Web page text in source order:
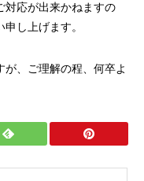
対応が出来かねますの
し上げます。
、ご理解の程、何卒よ